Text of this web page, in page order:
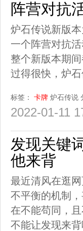
阵营对抗
炉石传说新版
一个阵营对抗
整个新版本期
过得很快，炉
标签： 卡牌 炉石传说
2022-01-11
发现关键
他来背
最近清风在逛
不平衡的机制
在不能苟同，
不能让发现来